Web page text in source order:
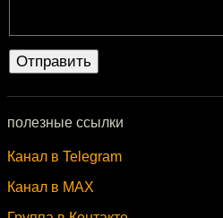
полезные ссылки
Канал в Telegram
Канал в MAX